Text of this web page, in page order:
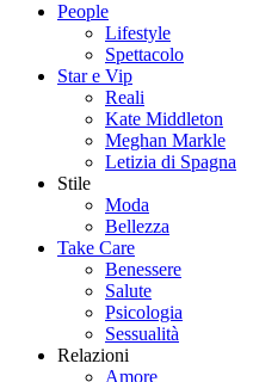
People
Lifestyle
Spettacolo
Star e Vip
Reali
Kate Middleton
Meghan Markle
Letizia di Spagna
Stile
Moda
Bellezza
Take Care
Benessere
Salute
Psicologia
Sessualità
Relazioni
Amore